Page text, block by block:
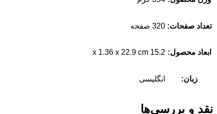
صفحات: 320 صفحه
محصول: 15.2 x 1.36 x 22.9 cm
زبان: انگلیسی
و بررسی‌ها